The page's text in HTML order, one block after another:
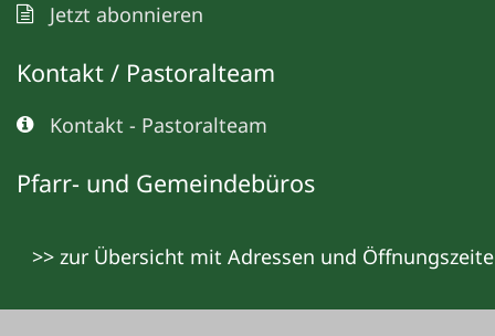
Jetzt abonnieren
Kontakt / Pastoralteam
Kontakt - Pastoralteam
Pfarr- und Gemeindebüros
>> zur Übersicht mit Adressen und